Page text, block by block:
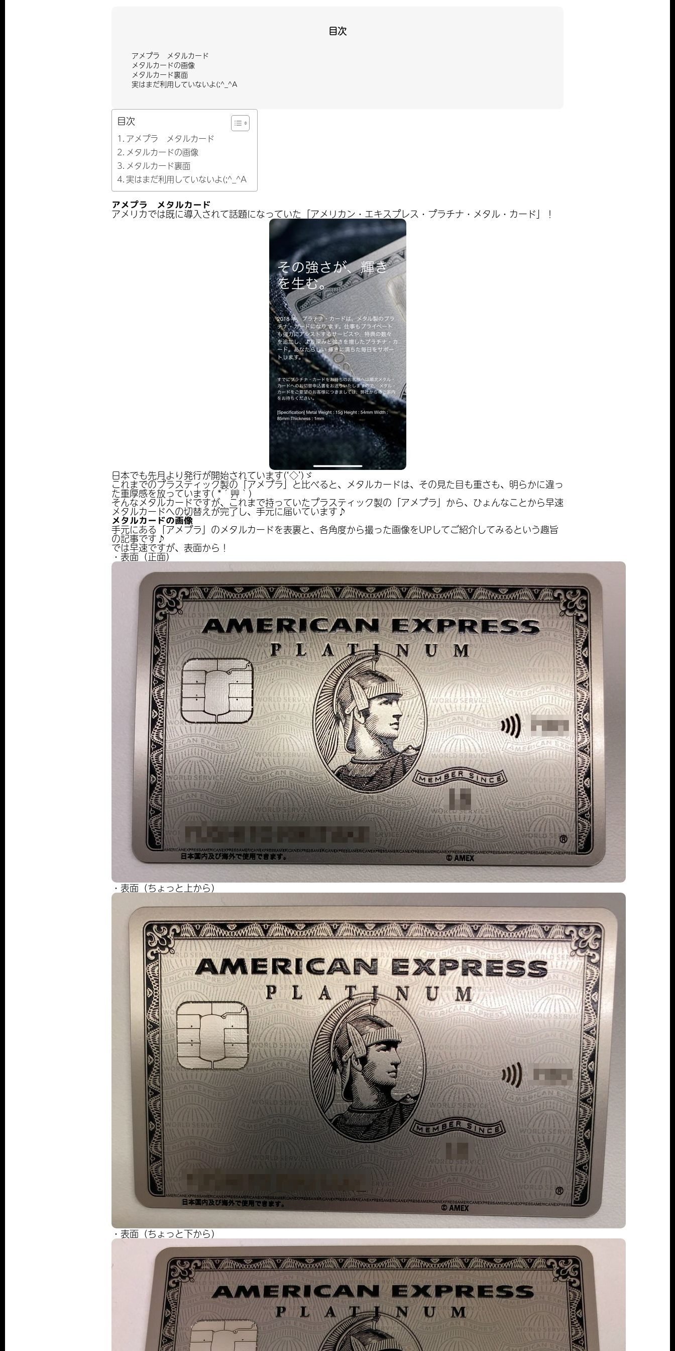
目次
アメプラ メタルカード
メタルカードの画像
メタルカード裏面
実はまだ利用していないよ(;^_^A
目次
アメプラ メタルカード
メタルカードの画像
メタルカード裏面
実はまだ利用していないよ(;^_^A
アメプラ メタルカード
アメリカでは既に導入されて話題になっていた「アメリカン・エキスプレス・プラチナ・メタル・カード」！
日本でも先月より発行が開始されています(‘◇’)ゞ
これまでのプラスティック製の「アメプラ」と比べると、メタルカードは、その見た目も重さも、明らかに違っ
た重厚感を放っています( *´艸｀)
そんなメタルカードですが、これまで持っていたプラスティック製の「アメプラ」から、ひょんなことから早速
メタルカードへの切替えが完了し、手元に届いています♪
メタルカードの画像
手元にある「アメプラ」のメタルカードを表裏と、各角度から撮った画像をUPしてご紹介してみるという趣旨
の記事です♪
では早速ですが、表面から！
・表面（正面）
・表面（ちょっと上から）
・表面（ちょっと下から）